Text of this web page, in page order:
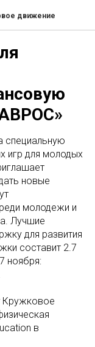
движение
специальную
игр для молодых
новые
молодежи и
Лучшие
для развития
составит 2.7
ноября:
Кружковое
в